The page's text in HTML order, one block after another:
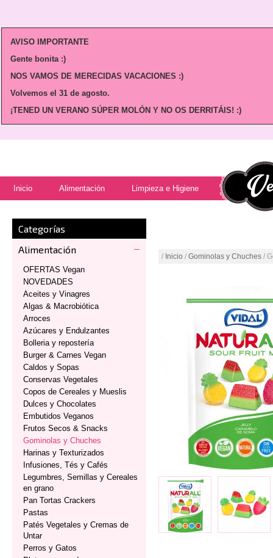
AVISO IMPORTANTE
Gente bonita :)
NOS VAMOS DE MERECIDAS VACACIONES :)
Volvemos el 31 de agosto.
¡TENED UN VERANO SÚPER MOLÓN Y NO OS DERRITÁIS! :)
Inicio Alimentación Limpieza e Higiene
Categorías
Alimentación
OFERTAS Vegan
NOVEDADES
Aceites y Vinagres
Algas & Macrobiótica
Arroces
Azúcares y Endulzantes
Bolleria y repostería
Burger & Carnes Vegan
Caldos y Sopas
Conservas Vegetales
Copos de Cereales y Mueslis
Dulces y Chocolates
Embutidos Veganos
Frutos Secos & Snacks
Gominolas y Chuches
Harinas y Texturizados
Infusiones, Tés y Cafés
Legumbres, Semillas y Cereales
en grano
Pan Tortas Crackers
Pastas
Patés Vegetales y Cremas de
Untar
Perros y Gatos
/ Inicio / Gominolas y Chuches /